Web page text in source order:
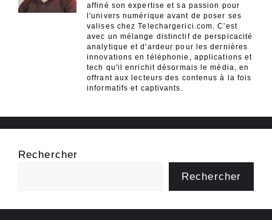
affiné son expertise et sa passion pour
l'univers numérique avant de poser ses
valises chez Telechargerici.com. C'est
avec un mélange distinctif de perspicacité
analytique et d'ardeur pour les dernières
innovations en téléphonie, applications et
tech qu'il enrichit désormais le média, en
offrant aux lecteurs des contenus à la fois
informatifs et captivants.
Rechercher
Rechercher